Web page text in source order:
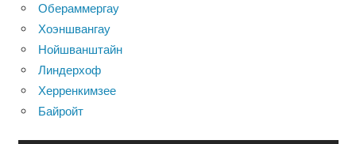
Обераммергау
Хоэншвангау
Нойшванштайн
Линдерхоф
Херренкимзее
Байройт